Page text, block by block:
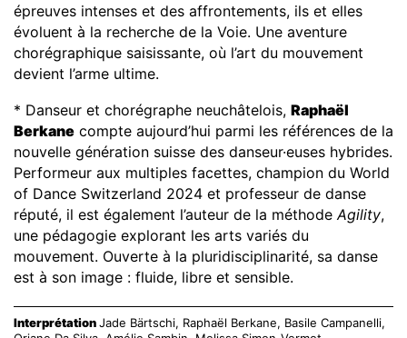
épreuves intenses et des affrontements, ils et elles
évoluent à la recherche de la Voie. Une aventure
chorégraphique saisissante, où l’art du mouvement
devient l’arme ultime.
* Danseur et chorégraphe neuchâtelois, Raphaël
Berkane compte aujourd’hui parmi les références de la
nouvelle génération suisse des danseur·euses hybrides.
Performeur aux multiples facettes, champion du World
of Dance Switzerland 2024 et professeur de danse
réputé, il est également l’auteur de la méthode Agility,
une pédagogie explorant les arts variés du
mouvement. Ouverte à la pluridisciplinarité, sa danse
est à son image : fluide, libre et sensible.
InterprétationJade Bärtschi, Raphaël Berkane, Basile Campanelli,